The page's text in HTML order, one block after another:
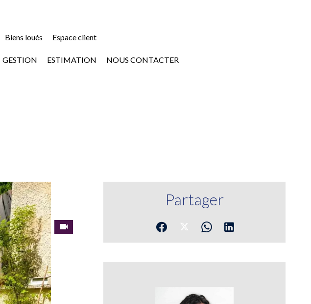
Biens loués Espace client
GESTION ESTIMATION NOUS CONTACTER
Partager